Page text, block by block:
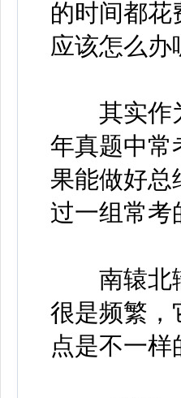
的时间都花
应该怎么办
其实作为
年真题中常
果能做好总
过一组常考
南辕北辙
很是频繁，
点是不一样